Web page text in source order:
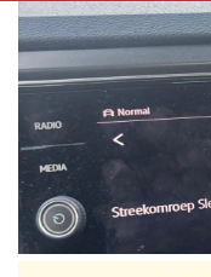
STRAKS:
De ochtend van
6.00 - 12.00 uur
Vorig uur